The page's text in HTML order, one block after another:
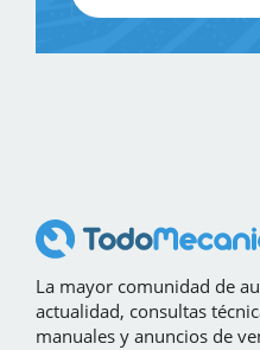
La mayor comunidad de
actualidad, consultas
manuales y anuncios de